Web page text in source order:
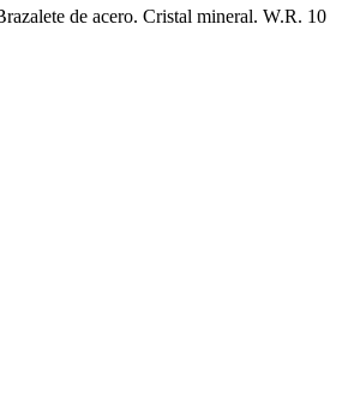
de acero. Cristal mineral. W.R. 10